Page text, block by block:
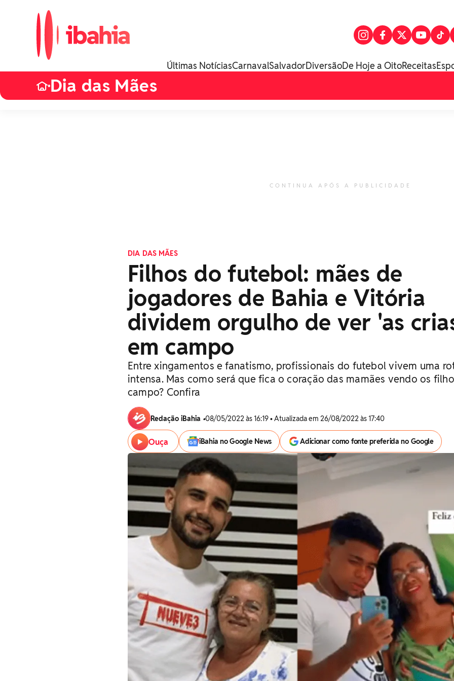
Últimas NotíciasCarnavalSalvadorDiversãoDe Hoje a OitoReceitas
•Dia das Mães
CONTINUA APÓS A PUBLICIDADE
DIA DAS MÃES
Filhos do futebol: mães de
jogadores de Bahia e Vitória
dividem orgulho de ver 'as
em campo
Entre xingamentos e fanatismo, profissionais do futebol vivem uma
intensa. Mas como será que fica o coração das mamães vendo os
campo? Confira
Redação iBahia •08/05/2022 às 16:19 • Atualizada em 26/08/2022 às 17:40
Ouça iBahia no Google News Adicionar como fonte preferida no Google